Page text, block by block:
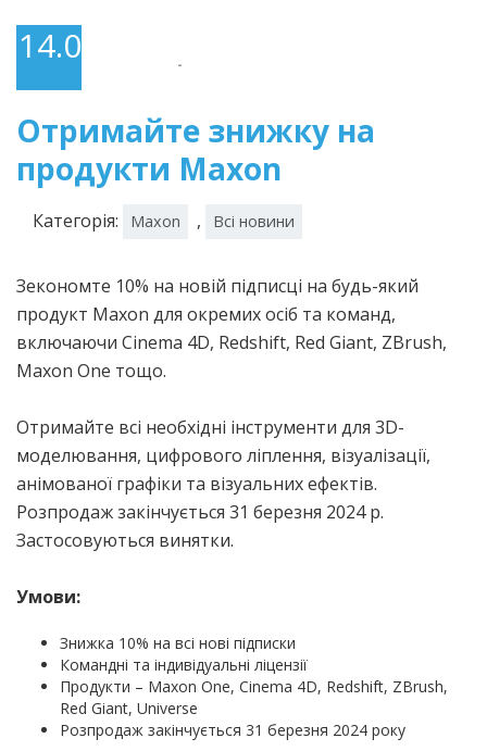
14.03.2024 -
Отримайте знижку на
продукти Maxon
Категорія: Maxon , Всі новини
Зекономте 10% на новій підписці на будь-який
продукт Maxon для окремих осіб та команд,
включаючи Cinema 4D, Redshift, Red Giant, ZBrush,
Maxon One тощо.
Отримайте всі необхідні інструменти для 3D-
моделювання, цифрового ліплення, візуалізації,
анімованої графіки та візуальних ефектів.
Розпродаж закінчується 31 березня 2024 р.
Застосовуються винятки.
Умови:
Знижка 10% на всі нові підписки
Командні та індивідуальні ліцензії
Продукти – Maxon One, Cinema 4D, Redshift, ZBrush,
Red Giant, Universe
Розпродаж закінчується 31 березня 2024 року